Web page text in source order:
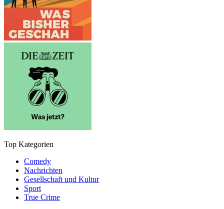
Top Kategorien
Comedy
Nachrichten
Gesellschaft und Kultur
Sport
True Crime